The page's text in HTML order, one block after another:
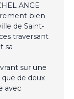
ANGE
bien
de Saint-
traversant
sa
sur une
de deux
avec